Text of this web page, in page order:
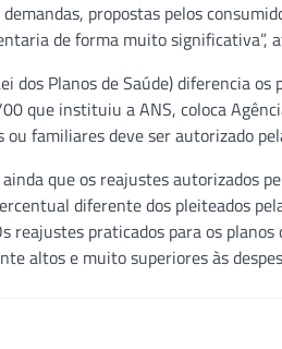
propostas pelos
de forma muito significativa”,
dos Planos de Saúde) diferencia
que instituiu a ANS, coloca
ou familiares deve ser autorizado
que os reajustes autorizados
diferente dos pleiteados
reajustes praticados para os
altos e muito superiores às